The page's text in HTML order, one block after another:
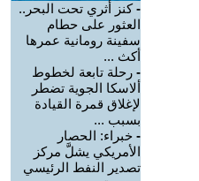
-كنز أثري تحت البحر..
العثور على حطام
سفينة رومانية عمرها
أكث ...
- رحلة تابعة لخطوط
ألاسكا الجوية تضطر
لإغلاق قمرة القيادة
بسبب ...
- خبراء: الحصار
الأمريكي يشلَّ مركز
تصدير النفط الرئيسي